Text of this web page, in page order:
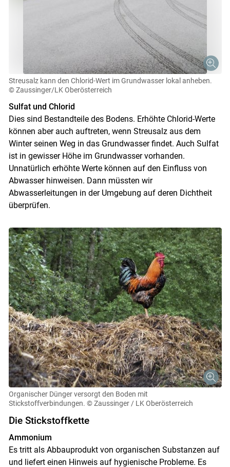
Streusalz kann den Chlorid-Wert im Grundwasser lokal anheben.
© Zaussinger/LK Oberösterreich
Sulfat und Chlorid
Dies sind Bestandteile des Bodens. Erhöhte Chlorid-Werte
können aber auch auftreten, wenn Streusalz aus dem
Winter seinen Weg in das Grundwasser findet. Auch Sulfat
ist in gewisser Höhe im Grundwasser vorhanden.
Unnatürlich erhöhte Werte können auf den Einfluss von
Abwasser hinweisen. Dann müssten wir
Abwasserleitungen in der Umgebung auf deren Dichtheit
überprüfen.
Organischer Dünger versorgt den Boden mit
Stickstoffverbindungen. © Zaussinger / LK Oberösterreich
Die Stickstoffkette
Ammonium
Es tritt als Abbauprodukt von organischen Substanzen auf
und liefert einen Hinweis auf hygienische Probleme. Es